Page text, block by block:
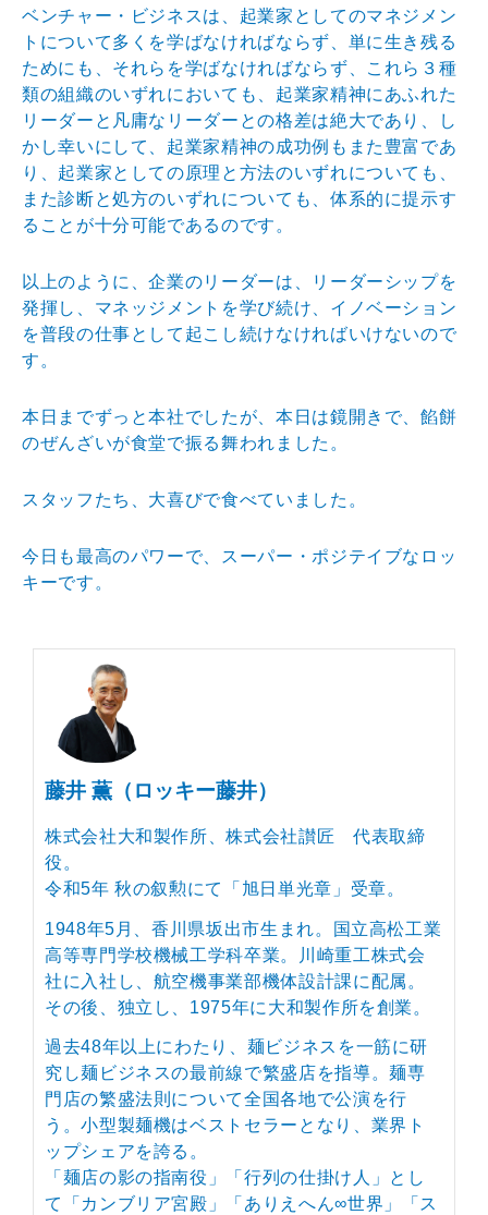
ベンチャー・ビジネスは、起業家としてのマネジメン
トについて多くを学ばなければならず、単に生き残る
ためにも、それらを学ばなければならず、これら３種
類の組織のいずれにおいても、起業家精神にあふれた
リーダーと凡庸なリーダーとの格差は絶大であり、し
かし幸いにして、起業家精神の成功例もまた豊富であ
り、起業家としての原理と方法のいずれについても、
また診断と処方のいずれについても、体系的に提示す
ることが十分可能であるのです。
以上のように、企業のリーダーは、リーダーシップを
発揮し、マネッジメントを学び続け、イノベーション
を普段の仕事として起こし続けなければいけないので
す。
本日までずっと本社でしたが、本日は鏡開きで、餡餅
のぜんざいが食堂で振る舞われました。
スタッフたち、大喜びで食べていました。
今日も最高のパワーで、スーパー・ポジテイブなロッ
キーです。
藤井 薫（ロッキー藤井）
株式会社大和製作所、株式会社讃匠 代表取締
役。
令和5年 秋の叙勲にて「旭日単光章」受章。
1948年5月、香川県坂出市生まれ。国立高松工業
高等専門学校機械工学科卒業。川崎重工株式会
社に入社し、航空機事業部機体設計課に配属。
その後、独立し、1975年に大和製作所を創業。
過去48年以上にわたり、麺ビジネスを一筋に研
究し麺ビジネスの最前線で繁盛店を指導。麺専
門店の繁盛法則について全国各地で公演を行
う。小型製麺機はベストセラーとなり、業界ト
ップシェアを誇る。
「麺店の影の指南役」「行列の仕掛け人」とし
て「カンブリア宮殿」「ありえへん∞世界」「ス